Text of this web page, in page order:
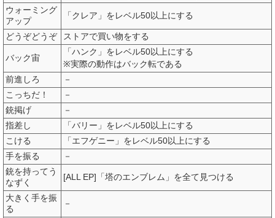
ウォーミング
アップ
「クレア」をレベル50以上にする
どうぞどうぞ ストアで買い物をする
バック宙
「ハンク」をレベル50以上にする
※実際の動作はバック転である
前進しろ
－
こっちだ！
－
銃掲げ
－
指差し
「バリー」をレベル50以上にする
こける
「エフゲニー」をレベル50以上にする
手を振る
－
銃を持ってう
なずく
[ALL EP]「塔のエンブレム」を全て見つける
大きく手を振
る
－